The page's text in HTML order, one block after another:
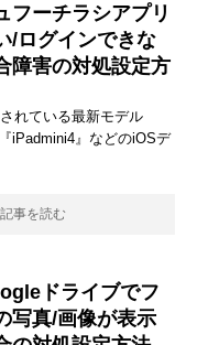
フーチラシアプリ
/ログインできな
障害の対処設定方
れている最新モデル
iPadmini4』などのiOSデ
記事を読む
ドライブでフ
写真/画像が表示